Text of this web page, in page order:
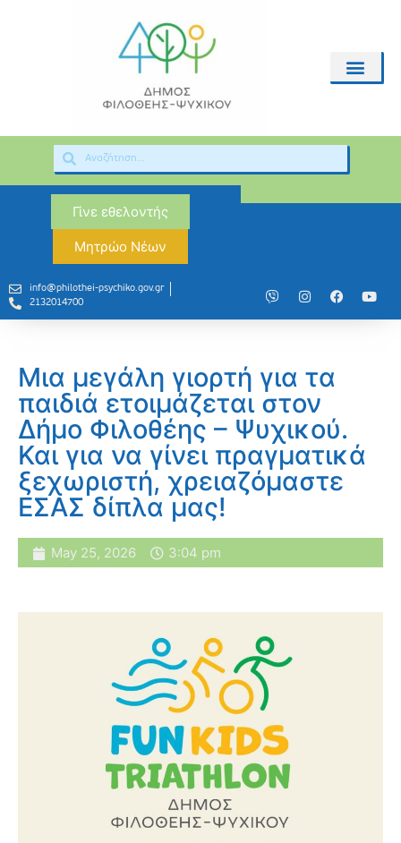
Γίνε εθελοντής
Μητρώο Νέων
info@philothei-psychiko.gov.gr
2132014700
Μια μεγάλη γιορτή για τα
παιδιά ετοιμάζεται στον
Δήμο Φιλοθέης – Ψυχικού.
Και για να γίνει πραγματικά
ξεχωριστή, χρειαζόμαστε
ΕΣΑΣ δίπλα μας!
May 25, 2026 3:04 pm